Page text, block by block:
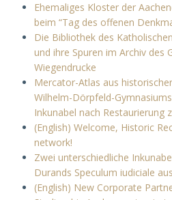
Ehemaliges Kloster der
beim “Tag des offenen
Die Bibliothek des
und ihre Spuren im Archiv des
Wiegendrucke
Mercator-Atlas aus
Wilhelm-Dörpfeld-
Inkunabel nach Restaurierung
(English) Welcome, Historic
network!
Zwei unterschiedliche
Durands Speculum iudiciale
(English) New Corporate